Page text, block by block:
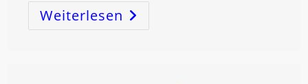
Weiterlesen PFINGSTEN
Und
Der